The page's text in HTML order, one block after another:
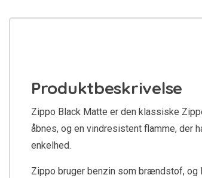
Produktbeskrivelse
Zippo Black Matte er den klassiske
åbnes, og en vindresistent flamme, der
enkelhed.
Zippo bruger benzin som brændstof,